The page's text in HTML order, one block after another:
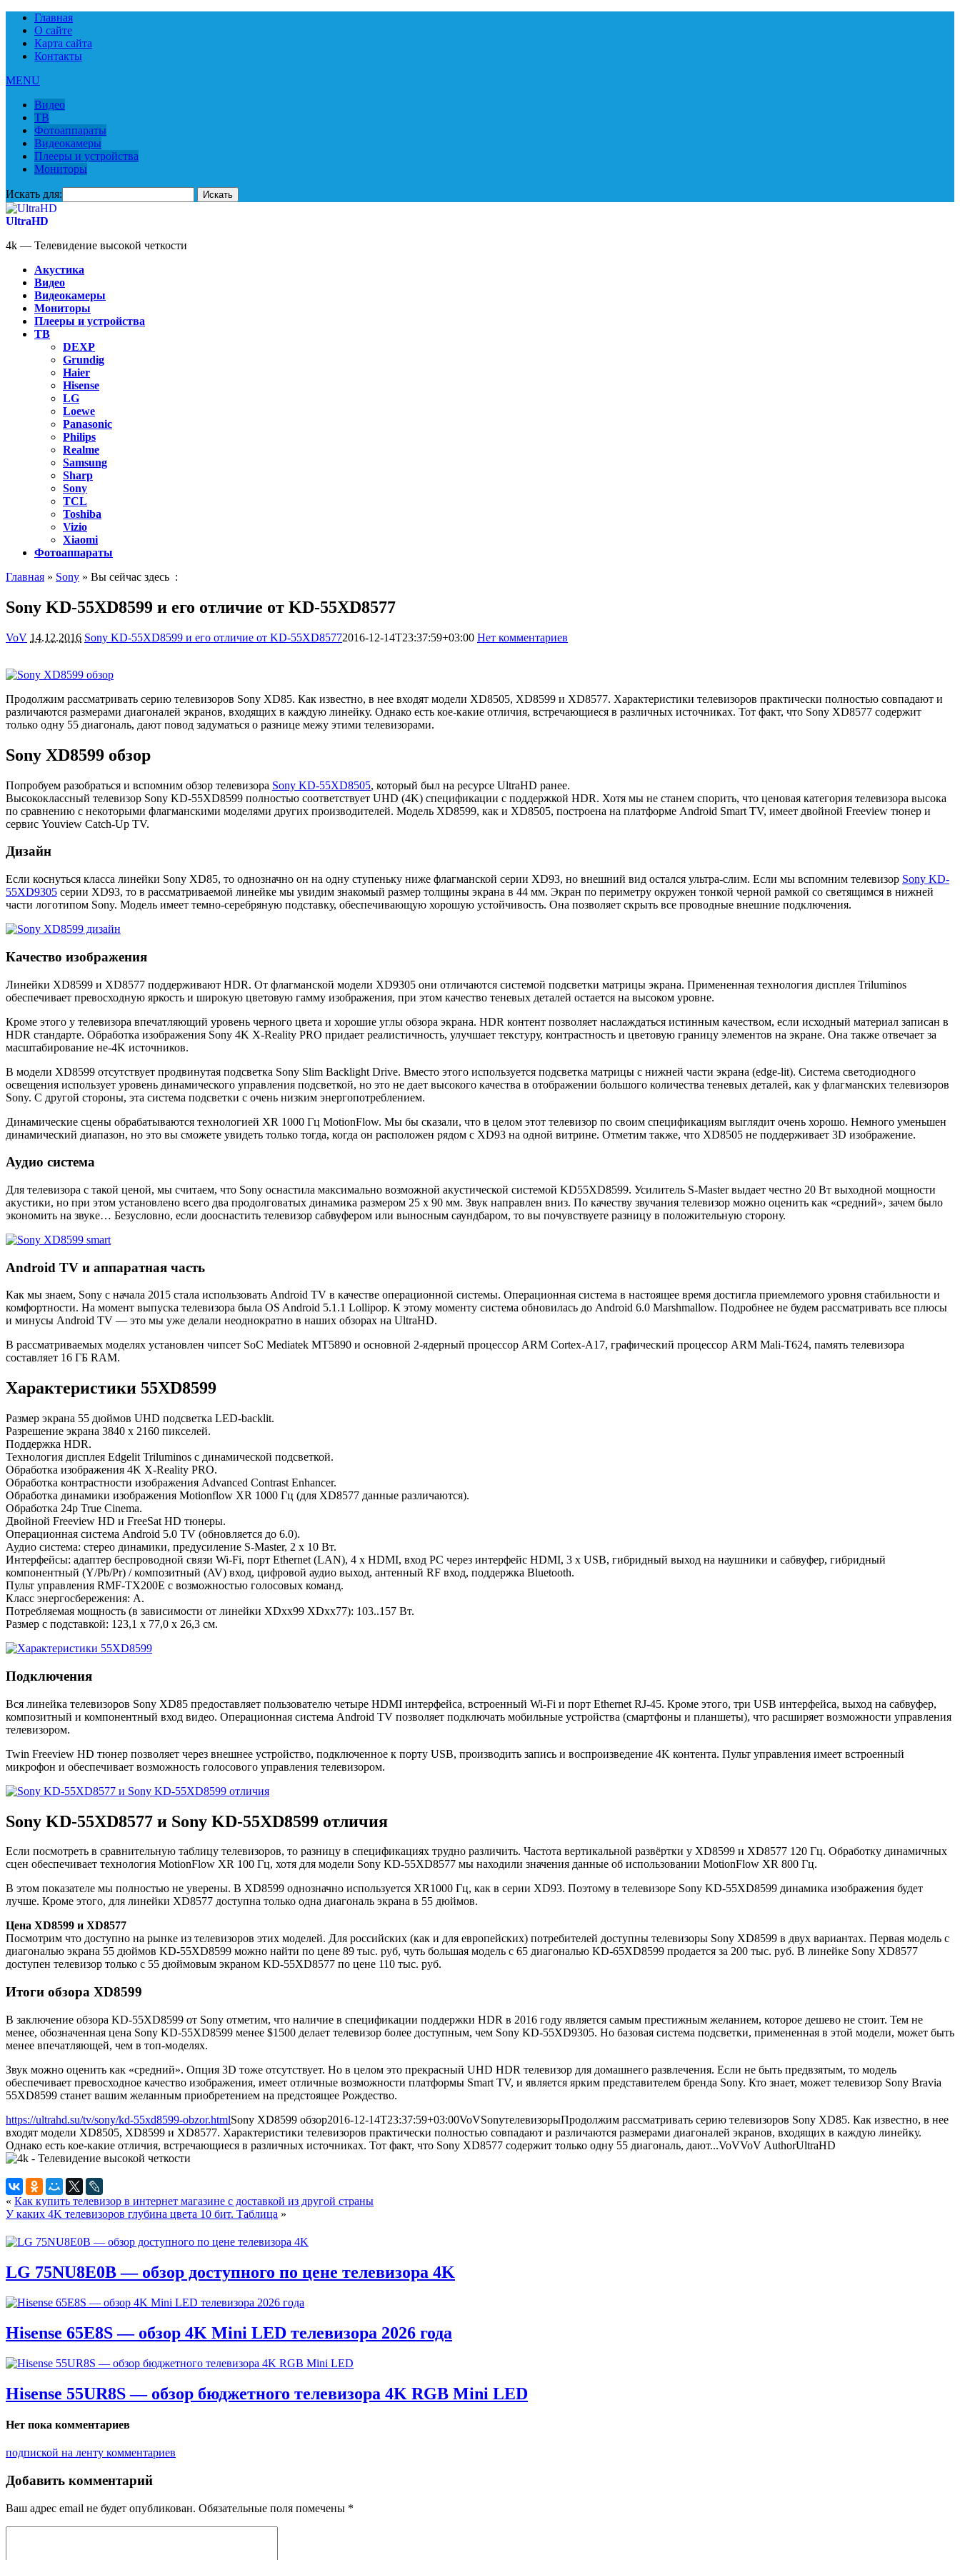
Главная
О сайте
Карта сайта
Контакты
MENU
Видео
ТВ
Фотоаппараты
Видеокамеры
Плееры и устройства
Мониторы
Искать для:
UltraHD
4k — Телевидение высокой четкости
Акустика
Видео
Видеокамеры
Мониторы
Плееры и устройства
ТВ
DEXP
Grundig
Haier
Hisense
LG
Loewe
Panasonic
Philips
Realme
Samsung
Sharp
Sony
TCL
Toshiba
Vizio
Xiaomi
Фотоаппараты
Главная » Sony » Вы сейчас здесь :
Sony KD-55XD8599 и его отличие от KD-55XD8577
VoV 14.12.2016 Sony KD-55XD8599 и его отличие от KD-55XD85772016-12-14T23:37:59+03:00 Нет комментариев
Продолжим рассматривать серию телевизоров Sony XD85. Как известно, в нее входят модели XD8505, XD8599 и XD8577. Характеристики телевизоров практически полностью совпадают и
различаются размерами диагоналей экранов, входящих в каждую линейку. Однако есть кое-какие отличия, встречающиеся в различных источниках. Тот факт, что Sony XD8577 содержит
только одну 55 диагональ, дают повод задуматься о разнице межу этими телевизорами.
Sony XD8599 обзор
Попробуем разобраться и вспомним обзор телевизора Sony KD-55XD8505, который был на ресурсе UltraHD ранее.
Высококлассный телевизор Sony KD-55XD8599 полностью соответствует UHD (4K) спецификации с поддержкой HDR. Хотя мы не станем спорить, что ценовая категория телевизора высока
по сравнению с некоторыми флагманскими моделями других производителей. Модель XD8599, как и XD8505, построена на платформе Android Smart TV, имеет двойной Freeview тюнер и
сервис Youview Catch-Up TV.
Дизайн
Если коснуться класса линейки Sony XD85, то однозначно он на одну ступеньку ниже флагманской серии XD93, но внешний вид остался ультра-слим. Если мы вспомним телевизор Sony KD-
55XD9305 серии XD93, то в рассматриваемой линейке мы увидим знакомый размер толщины экрана в 44 мм. Экран по периметру окружен тонкой черной рамкой со светящимся в нижней
части логотипом Sony. Модель имеет темно-серебряную подставку, обеспечивающую хорошую устойчивость. Она позволяет скрыть все проводные внешние подключения.
Качество изображения
Линейки XD8599 и XD8577 поддерживают HDR. От флагманской модели XD9305 они отличаются системой подсветки матрицы экрана. Примененная технология дисплея Triluminos
обеспечивает превосходную яркость и широкую цветовую гамму изображения, при этом качество теневых деталей остается на высоком уровне.
Кроме этого у телевизора впечатляющий уровень черного цвета и хорошие углы обзора экрана. HDR контент позволяет наслаждаться истинным качеством, если исходный материал записан в
HDR стандарте. Обработка изображения Sony 4K X-Reality PRO придает реалистичность, улучшает текстуру, контрастность и цветовую границу элементов на экране. Она также отвечает за
масштабирование не-4K источников.
В модели XD8599 отсутствует продвинутая подсветка Sony Slim Backlight Drive. Вместо этого используется подсветка матрицы с нижней части экрана (edge-lit). Система светодиодного
освещения использует уровень динамического управления подсветкой, но это не дает высокого качества в отображении большого количества теневых деталей, как у флагманских телевизоров
Sony. С другой стороны, эта система подсветки с очень низким энергопотреблением.
Динамические сцены обрабатываются технологией XR 1000 Гц MotionFlow. Мы бы сказали, что в целом этот телевизор по своим спецификациям выглядит очень хорошо. Немного уменьшен
динамический диапазон, но это вы сможете увидеть только тогда, когда он расположен рядом с XD93 на одной витрине. Отметим также, что XD8505 не поддерживает 3D изображение.
Аудио система
Для телевизора с такой ценой, мы считаем, что Sony оснастила максимально возможной акустической системой KD55XD8599. Усилитель S-Master выдает честно 20 Вт выходной мощности
акустики, но при этом установлено всего два продолговатых динамика размером 25 х 90 мм. Звук направлен вниз. По качеству звучания телевизор можно оценить как «средний», зачем было
экономить на звуке… Безусловно, если дооснастить телевизор сабвуфером или выносным саундбаром, то вы почувствуете разницу в положительную сторону.
Android TV и аппаратная часть
Как мы знаем, Sony с начала 2015 стала использовать Android TV в качестве операционной системы. Операционная система в настоящее время достигла приемлемого уровня стабильности и
комфортности. На момент выпуска телевизора была OS Android 5.1.1 Lollipop. К этому моменту система обновилась до Android 6.0 Marshmallow. Подробнее не будем рассматривать все плюсы
и минусы Android TV — это мы уже делали неоднократно в наших обзорах на UltraHD.
В рассматриваемых моделях установлен чипсет SoC Mediatek MT5890 и основной 2-ядерный процессор ARM Cortex-A17, графический процессор ARM Mali-T624, память телевизора
составляет 16 ГБ RAM.
Характеристики 55XD8599
Размер экрана 55 дюймов UHD подсветка LED-backlit.
Разрешение экрана 3840 x 2160 пикселей.
Поддержка HDR.
Технология дисплея Edgelit Triluminos с динамической подсветкой.
Обработка изображения 4K X-Reality PRO.
Обработка контрастности изображения Advanced Contrast Enhancer.
Обработка динамики изображения Motionflow XR 1000 Гц (для XD8577 данные различаются).
Обработка 24p True Cinema.
Двойной Freeview HD и FreeSat HD тюнеры.
Операционная система Android 5.0 TV (обновляется до 6.0).
Аудио система: стерео динамики, предусиление S-Master, 2 х 10 Вт.
Интерфейсы: адаптер беспроводной связи Wi-Fi, порт Ethernet (LAN), 4 х HDMI, вход PC через интерфейс HDMI, 3 х USB, гибридный выход на наушники и сабвуфер, гибридный
компонентный (Y/Pb/Pr) / композитный (AV) вход, цифровой аудио выход, антенный RF вход, поддержка Bluetooth.
Пульт управления RMF-TX200E с возможностью голосовых команд.
Класс энергосбережения: A.
Потребляемая мощность (в зависимости от линейки XDxx99 XDxx77): 103..157 Вт.
Размер с подставкой: 123,1 x 77,0 x 26,3 см.
Подключения
Вся линейка телевизоров Sony XD85 предоставляет пользователю четыре HDMI интерфейса, встроенный Wi-Fi и порт Ethernet RJ-45. Кроме этого, три USB интерфейса, выход на сабвуфер,
композитный и компонентный вход видео. Операционная система Android TV позволяет подключать мобильные устройства (смартфоны и планшеты), что расширяет возможности управления
телевизором.
Twin Freeview HD тюнер позволяет через внешнее устройство, подключенное к порту USB, производить запись и воспроизведение 4K контента. Пульт управления имеет встроенный
микрофон и обеспечивает возможность голосового управления телевизором.
Sony KD-55XD8577 и Sony KD-55XD8599 отличия
Если посмотреть в сравнительную таблицу телевизоров, то разницу в спецификациях трудно различить. Частота вертикальной развёртки у XD8599 и XD8577 120 Гц. Обработку динамичных
сцен обеспечивает технология MotionFlow XR 100 Гц, хотя для модели Sony KD-55XD8577 мы находили значения данные об использовании MotionFlow XR 800 Гц.
В этом показателе мы полностью не уверены. В XD8599 однозначно используется XR1000 Гц, как в серии XD93. Поэтому в телевизоре Sony KD-55XD8599 динамика изображения будет
лучше. Кроме этого, для линейки XD8577 доступна только одна диагональ экрана в 55 дюймов.
Цена XD8599 и XD8577
Посмотрим что доступно на рынке из телевизоров этих моделей. Для российских (как и для европейских) потребителей доступны телевизоры Sony XD8599 в двух вариантах. Первая модель с
диагональю экрана 55 дюймов KD-55XD8599 можно найти по цене 89 тыс. руб, чуть большая модель с 65 диагональю KD-65XD8599 продается за 200 тыс. руб. В линейке Sony XD8577
доступен телевизор только с 55 дюймовым экраном KD-55XD8577 по цене 110 тыс. руб.
Итоги обзора XD8599
В заключение обзора KD-55XD8599 от Sony отметим, что наличие в спецификации поддержки HDR в 2016 году является самым престижным желанием, которое дешево не стоит. Тем не
менее, обозначенная цена Sony KD-55XD8599 менее $1500 делает телевизор более доступным, чем Sony KD-55XD9305. Но базовая система подсветки, примененная в этой модели, может быть
менее впечатляющей, чем в топ-моделях.
Звук можно оценить как «средний». Опция 3D тоже отсутствует. Но в целом это прекрасный UHD HDR телевизор для домашнего развлечения. Если не быть предвзятым, то модель
обеспечивает превосходное качество изображения, имеет отличные возможности платформы Smart TV, и является ярким представителем бренда Sony. Кто знает, может телевизор Sony Bravia
55XD8599 станет вашим желанным приобретением на предстоящее Рождество.
https://ultrahd.su/tv/sony/kd-55xd8599-obzor.htmlSony XD8599 обзор2016-12-14T23:37:59+03:00VoVSonyтелевизорыПродолжим рассматривать серию телевизоров Sony XD85. Как известно, в нее
входят модели XD8505, XD8599 и XD8577. Характеристики телевизоров практически полностью совпадают и различаются размерами диагоналей экранов, входящих в каждую линейку.
Однако есть кое-какие отличия, встречающиеся в различных источниках. Тот факт, что Sony XD8577 содержит только одну 55 диагональ, дают...VoVVoV AuthorUltraHD
« Как купить телевизор в интернет магазине с доставкой из другой страны
У каких 4K телевизоров глубина цвета 10 бит. Таблица »
LG 75NU8E0B — обзор доступного по цене телевизора 4K
Hisense 65E8S — обзор 4K Mini LED телевизора 2026 года
Hisense 55UR8S — обзор бюджетного телевизора 4K RGB Mini LED
Нет пока комментариев
подпиской на ленту комментариев
Добавить комментарий
Ваш адрес email не будет опубликован. Обязательные поля помечены *